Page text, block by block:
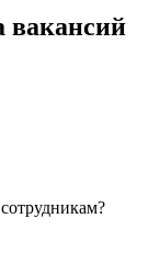
вакансий